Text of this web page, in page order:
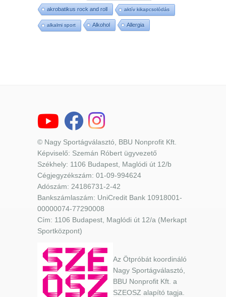
akrobatikus rock and roll aktív kikapcsolódás
alkalmi sport Alkohol Allergia
© Nagy Sportágválasztó, BBU Nonprofit Kft.
Képviselő: Szemán Róbert ügyvezető
Székhely: 1106 Budapest, Maglódi út 12/b
Cégjegyzékszám: 01-09-994624
Adószám: 24186731-2-42
Bankszámlaszám: UniCredit Bank 10918001-
00000074-77290008
Cím: 1106 Budapest, Maglódi út 12/a (Merkapt
Sportközpont)
Az Ötpróbát koordináló
Nagy Sportágválasztó,
BBU Nonprofit Kft. a
SZEOSZ alapító tagja.